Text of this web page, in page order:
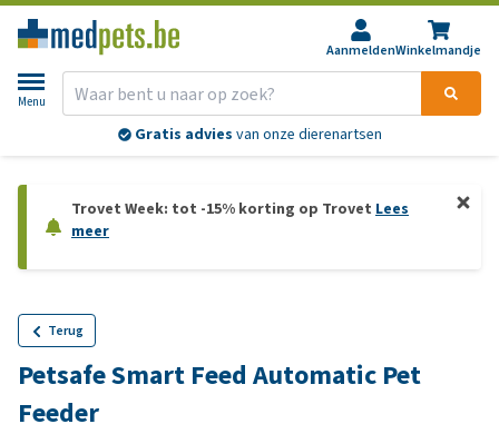
AanmeldenWinkelmandje
Menu
Gratis advies van onze dierenartsen
Trovet Week: tot -15% korting op Trovet Lees
meer
Terug
Petsafe Smart Feed Automatic Pet
Feeder